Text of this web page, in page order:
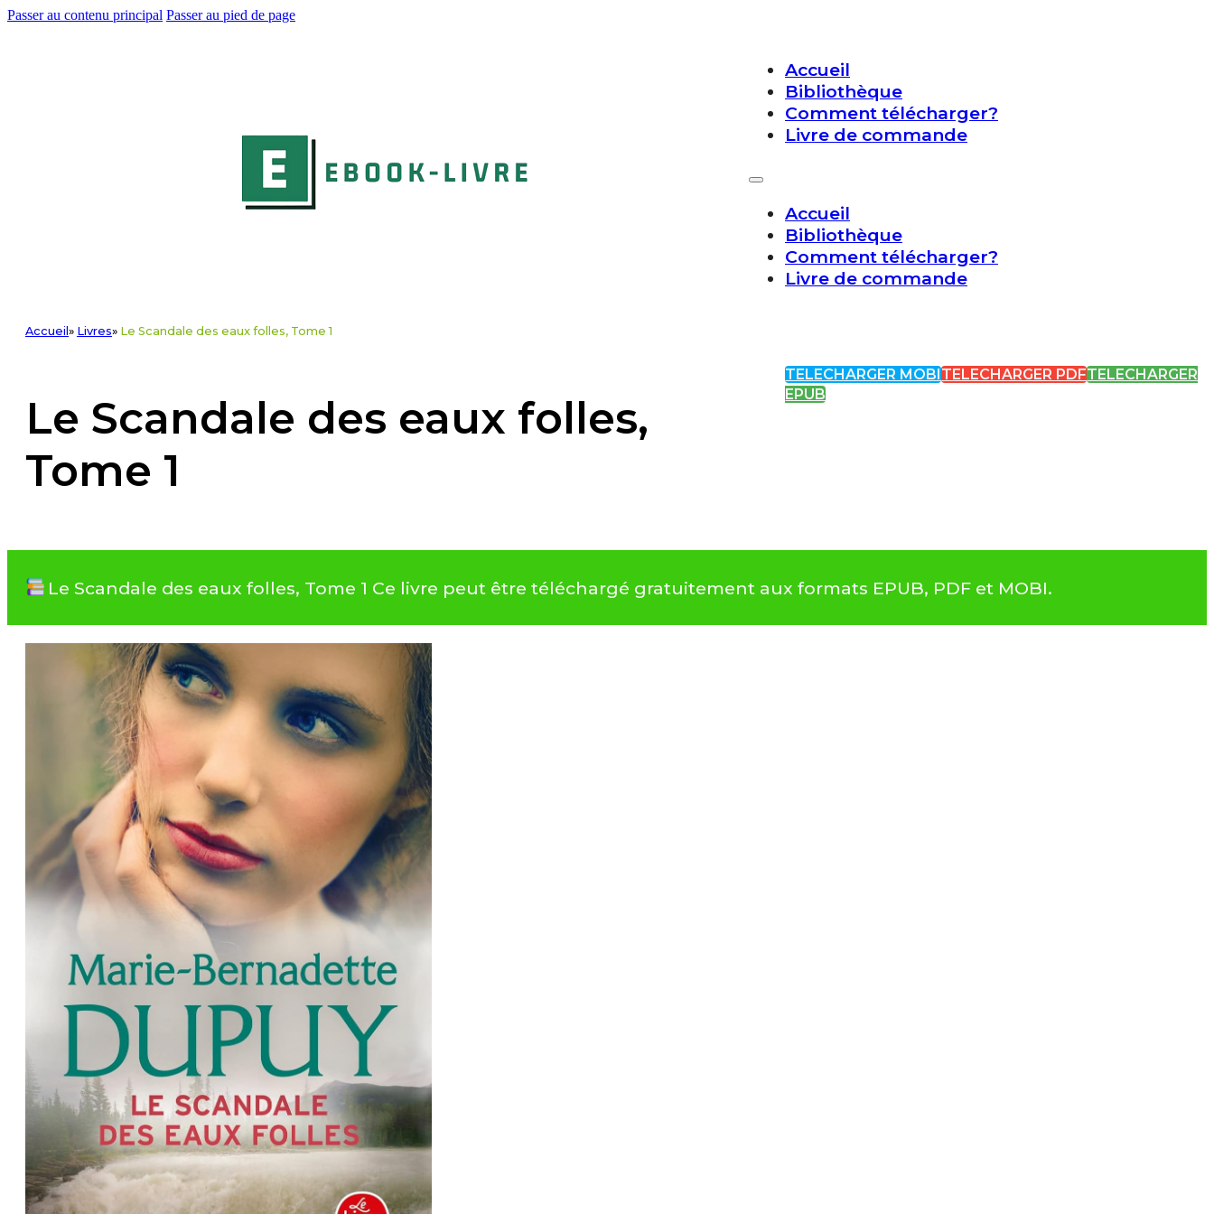
Passer au contenu principal Passer au pied de page
Accueil
Bibliothèque
Comment télécharger?
Livre de commande
Accueil
Bibliothèque
Comment télécharger?
Livre de commande
Accueil » Livres» Le Scandale des eaux folles, Tome 1
Le Scandale des eaux folles,
Tome 1
TELECHARGER MOBITELECHARGER PDFTELECHARGER
EPUB
Le Scandale des eaux folles, Tome 1 Ce livre peut être téléchargé gratuitement aux formats EPUB, PDF et MOBI.